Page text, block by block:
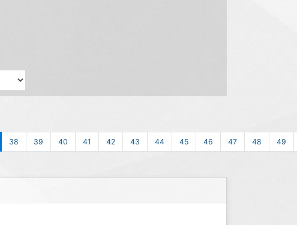
38 39 40 41 42 43 44 45 46 47 48 49